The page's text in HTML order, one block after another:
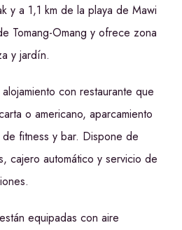
y a 1,1 km de la playa de Mawi
Tomang-Omang y ofrece zona
y jardín.
con restaurante que
o americano, aparcamiento
fitness y bar. Dispone de
cajero automático y servicio de
equipadas con aire